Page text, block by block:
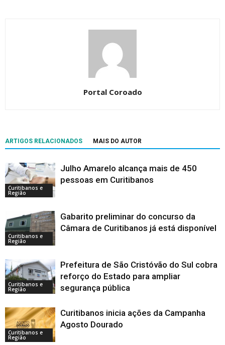
Portal Coroado
ARTIGOS RELACIONADOS MAIS DO AUTOR
Curitibanos e
Região
Julho Amarelo alcança mais de 450
pessoas em Curitibanos
Curitibanos e
Região
Gabarito preliminar do concurso da
Câmara de Curitibanos já está disponível
Curitibanos e
Região
Prefeitura de São Cristóvão do Sul cobra
reforço do Estado para ampliar
segurança pública
Curitibanos e
Região
Curitibanos inicia ações da Campanha
Agosto Dourado